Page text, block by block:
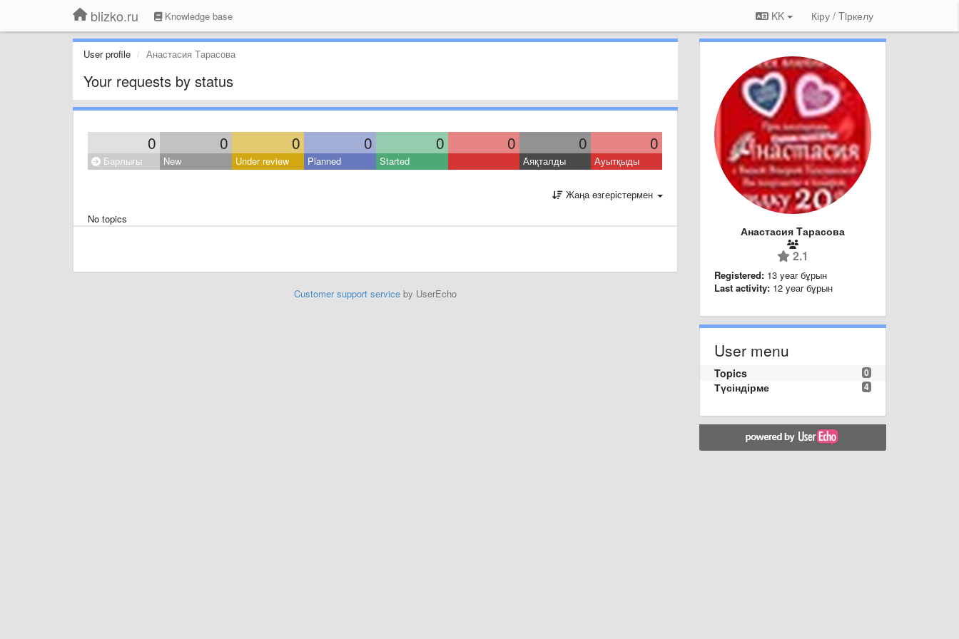
blizko.ru Knowledge base KK Кіру / Tiркелу
User profile Анастасия Τарасова
Your requests by status
0 0 0 0 0 0 0 0
Барлығы New Under review Planned Started Аяқталды Ауытқыды
Жаңа өзгерістермен
No topics
Customer support serviceby UserEcho
Анастасия Τарасова
2.1
Registered: 13 year бұрын
Last activity: 12 year бұрын
User menu
0
Topics
4
Түсіндірме